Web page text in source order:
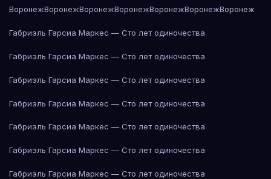
ВоронежВоронежВоронежВоронежВоронежВоронежВоронеж
Габриэль Гарсиа Маркес — Сто лет одиночества
Габриэль Гарсиа Маркес — Сто лет одиночества
Габриэль Гарсиа Маркес — Сто лет одиночества
Габриэль Гарсиа Маркес — Сто лет одиночества
Габриэль Гарсиа Маркес — Сто лет одиночества
Габриэль Гарсиа Маркес — Сто лет одиночества
Габриэль Гарсиа Маркес — Сто лет одиночества